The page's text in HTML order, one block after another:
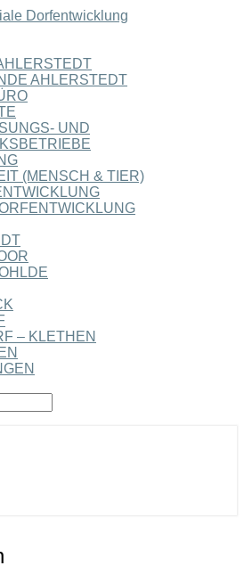
AHLERSTEDT
UND
(MENSCH & TIER)
– KLETHEN